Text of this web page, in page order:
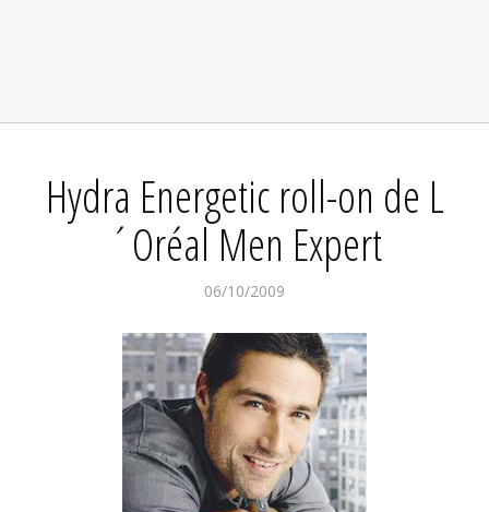
Hydra Energetic roll-on de L
´Oréal Men Expert
06/10/2009